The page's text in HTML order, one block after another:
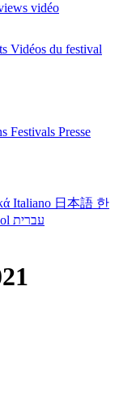
vidéo
Vidéos du festival
Festivals Presse
Italiano 日本語 한
עברית